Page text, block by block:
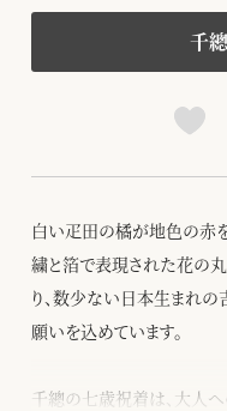
千
白い疋田の橘が地色の赤
繍と箔で表現された花の
り、数少ない日本生まれ
願いを込めています。
千總の七歳祝着は、大人